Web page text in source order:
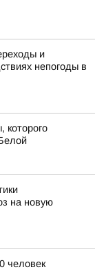
и
непогоды в
на новую
человек